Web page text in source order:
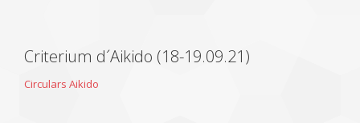
Criterium d´Aikido (18-19.09.21)
Circulars Aikido